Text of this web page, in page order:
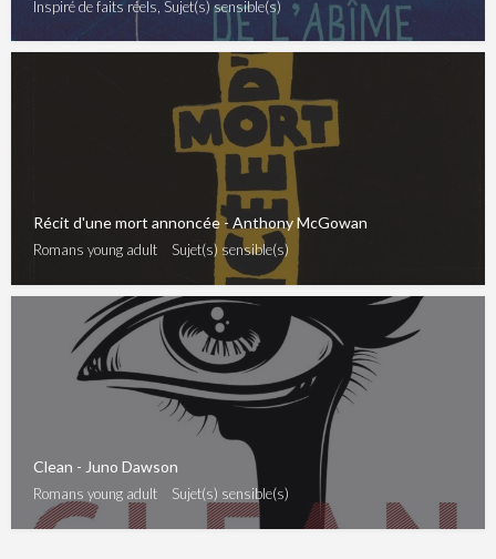
Inspiré de faits réels, Sujet(s) sensible(s)
Récit d'une mort annoncée - Anthony McGowan
Romans young adult Sujet(s) sensible(s)
Clean - Juno Dawson
Romans young adult Sujet(s) sensible(s)